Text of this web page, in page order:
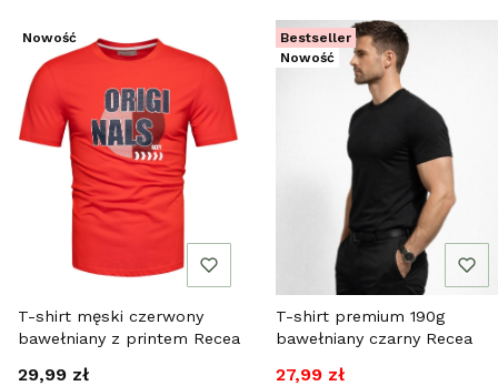
Nowość
T-shirt męski czerwony
bawełniany z printem Recea
Cena
29,99 zł
Bestseller
Nowość
T-shirt premium 190g
bawełniany czarny Recea
Cena promocyjna
27,99 zł